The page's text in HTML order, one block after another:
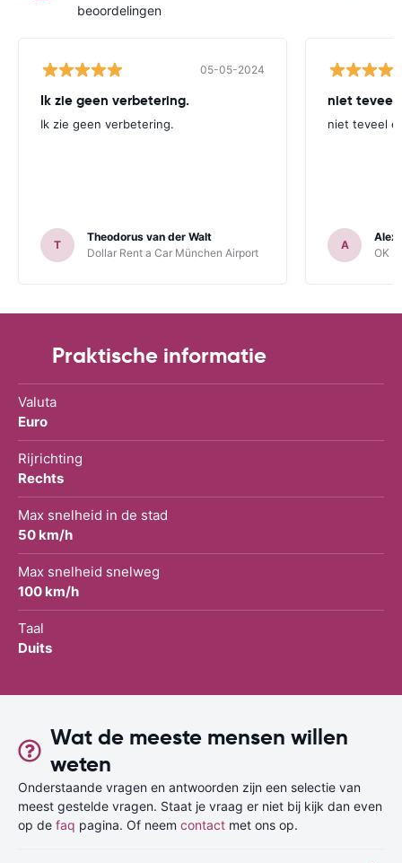
beoordelingen
05-05-2024
Ik zie geen verbetering.
Ik zie geen verbetering.
T
Theodorus van der Walt
Dollar Rent a Car München Airport
niet teveel
niet teveel
A
OK
Praktische informatie
Valuta
Euro
Rijrichting
Rechts
Max snelheid in de stad
50 km/h
Max snelheid snelweg
100 km/h
Taal
Duits
Wat de meeste mensen willen
weten
Onderstaande vragen en antwoorden zijn een selectie van
meest gestelde vragen. Staat je vraag er niet bij kijk dan even
op de faq pagina. Of neem contact met ons op.